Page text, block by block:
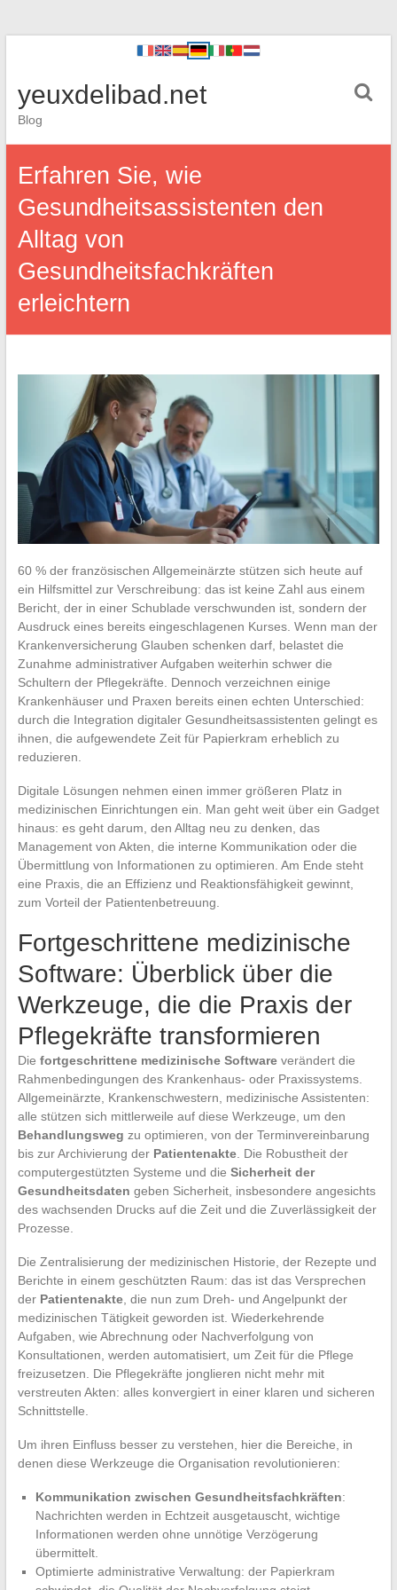
yeuxdelibad.net
Blog
Erfahren Sie, wie
Gesundheitsassistenten den
Alltag von
Gesundheitsfachkräften
erleichtern
60 % der französischen Allgemeinärzte stützen sich heute auf
ein Hilfsmittel zur Verschreibung: das ist keine Zahl aus einem
Bericht, der in einer Schublade verschwunden ist, sondern der
Ausdruck eines bereits eingeschlagenen Kurses. Wenn man der
Krankenversicherung Glauben schenken darf, belastet die
Zunahme administrativer Aufgaben weiterhin schwer die
Schultern der Pflegekräfte. Dennoch verzeichnen einige
Krankenhäuser und Praxen bereits einen echten Unterschied:
durch die Integration digitaler Gesundheitsassistenten gelingt es
ihnen, die aufgewendete Zeit für Papierkram erheblich zu
reduzieren.
Digitale Lösungen nehmen einen immer größeren Platz in
medizinischen Einrichtungen ein. Man geht weit über ein Gadget
hinaus: es geht darum, den Alltag neu zu denken, das
Management von Akten, die interne Kommunikation oder die
Übermittlung von Informationen zu optimieren. Am Ende steht
eine Praxis, die an Effizienz und Reaktionsfähigkeit gewinnt,
zum Vorteil der Patientenbetreuung.
Fortgeschrittene medizinische
Software: Überblick über die
Werkzeuge, die die Praxis der
Pflegekräfte transformieren
Die fortgeschrittene medizinische Softwareverändert die
Rahmenbedingungen des Krankenhaus- oder Praxissystems.
Allgemeinärzte, Krankenschwestern, medizinische Assistenten:
alle stützen sich mittlerweile auf diese Werkzeuge, um den
Behandlungsweg zu optimieren, von der Terminvereinbarung
bis zur Archivierung der Patientenakte. Die Robustheit der
computergestützten Systeme und die Sicherheit der
Gesundheitsdaten geben Sicherheit, insbesondere angesichts
des wachsenden Drucks auf die Zeit und die Zuverlässigkeit der
Prozesse.
Die Zentralisierung der medizinischen Historie, der Rezepte und
Berichte in einem geschützten Raum: das ist das Versprechen
der Patientenakte, die nun zum Dreh- und Angelpunkt der
medizinischen Tätigkeit geworden ist. Wiederkehrende
Aufgaben, wie Abrechnung oder Nachverfolgung von
Konsultationen, werden automatisiert, um Zeit für die Pflege
freizusetzen. Die Pflegekräfte jonglieren nicht mehr mit
verstreuten Akten: alles konvergiert in einer klaren und sicheren
Schnittstelle.
Um ihren Einfluss besser zu verstehen, hier die Bereiche, in
denen diese Werkzeuge die Organisation revolutionieren:
Kommunikation zwischen Gesundheitsfachkräften:
Nachrichten werden in Echtzeit ausgetauscht, wichtige
Informationen werden ohne unnötige Verzögerung
übermittelt.
Optimierte administrative Verwaltung: der Papierkram